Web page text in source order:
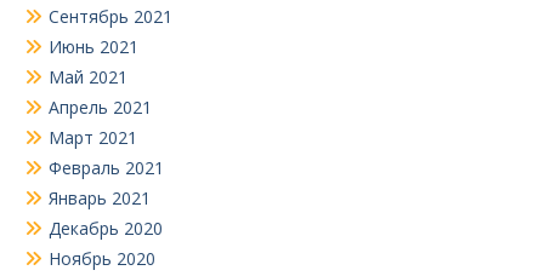
Сентябрь 2021
Июнь 2021
Май 2021
Апрель 2021
Март 2021
Февраль 2021
Январь 2021
Декабрь 2020
Ноябрь 2020